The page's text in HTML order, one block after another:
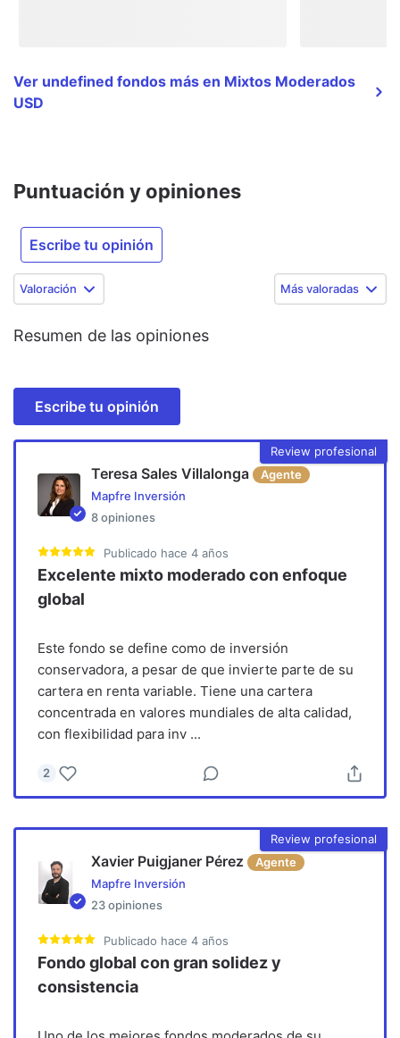
Ver undefined fondos más en Mixtos Moderados
USD
Puntuación y opiniones
Escribe tu opinión
Valoración Más valoradas
Resumen de las opiniones
Escribe tu opinión
Review profesional
Teresa Sales Villalonga
Agente
Mapfre Inversión
8 opiniones
Publicado hace 4 años
Excelente mixto moderado con enfoque
global
Este fondo se define como de inversión
conservadora, a pesar de que invierte parte de su
cartera en renta variable. Tiene una cartera
concentrada en valores mundiales de alta calidad,
con flexibilidad para inv...
2
Review profesional
Xavier Puigjaner Pérez
Agente
Mapfre Inversión
23 opiniones
Publicado hace 4 años
Fondo global con gran solidez y
consistencia